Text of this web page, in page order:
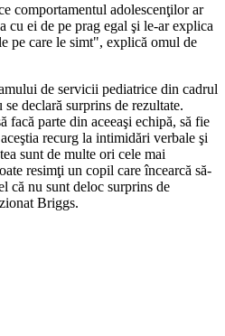
comportamentul adolescenţilor ar
cu ei de pe prag egal şi le-ar explica
pe care le simt", explică omul de
de servicii pediatrice din cadrul
declară surprins de rezultate.
facă parte din aceeaşi echipă, să fie
recurg la intimidări verbale şi
sunt de multe ori cele mai
resimţi un copil care încearcă să-
că nu sunt deloc surprins de
Briggs.